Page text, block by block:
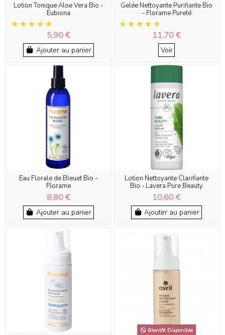
Lotion Tonique Aloe Vera Bio -
Eubiona
5,90 €
Ajouter au panier
Gelée Nettoyante Purifiante Bio
- Florame Pureté
11,70 €
Voir
Eau Florale de Bleuet Bio -
Florame
8,80 €
Ajouter au panier
Lotion Nettoyante Clarifiante
Bio - Lavera Pure Beauty
10,60 €
Ajouter au panier
Bientôt Disponible